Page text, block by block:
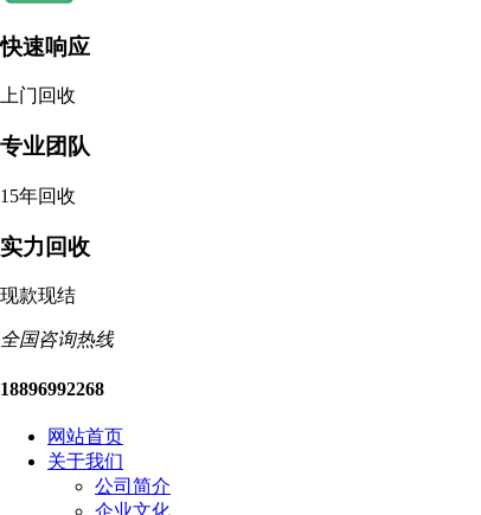
快速响应
上门回收
专业团队
15年回收
实力回收
现款现结
全国咨询热线
18896992268
网站首页
关于我们
公司简介
企业文化